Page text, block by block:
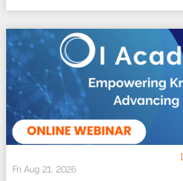
Fri Aug 21, 2026